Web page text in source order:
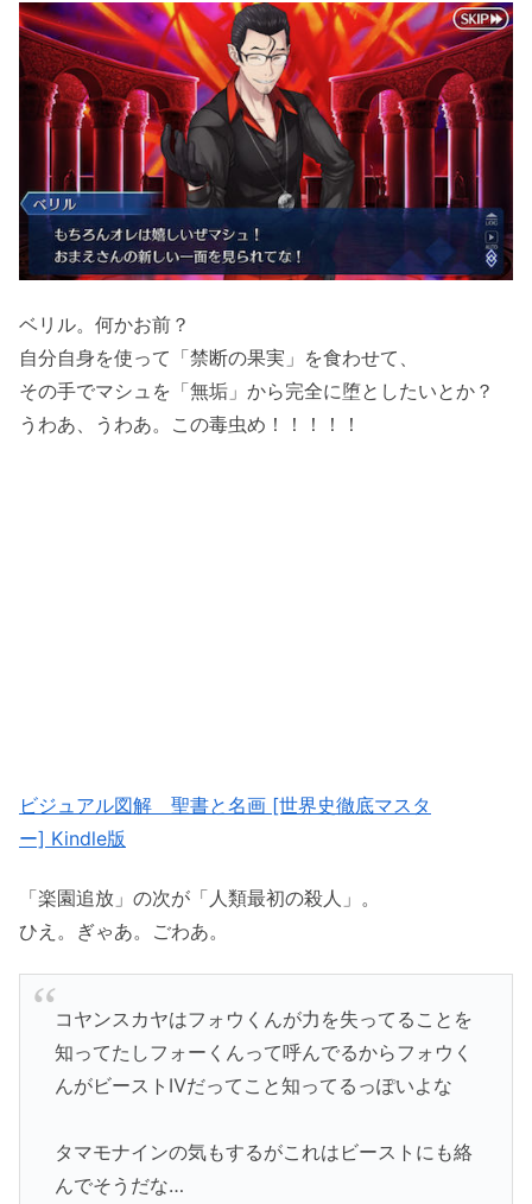
ベリル。何かお前？
自分自身を使って「禁断の果実」を食わせて、
その手でマシュを「無垢」から完全に堕としたいとか？
うわあ、うわあ。この毒虫め！！！！！
ビジュアル図解 聖書と名画 [世界史徹底マスタ
ー] Kindle版
「楽園追放」の次が「人類最初の殺人」。
ひえ。ぎゃあ。ごわあ。
コヤンスカヤはフォウくんが力を失ってることを
知ってたしフォーくんって呼んでるからフォウく
んがビーストⅣだってこと知ってるっぽいよな
タマモナインの気もするがこれはビーストにも絡
んでそうだな…